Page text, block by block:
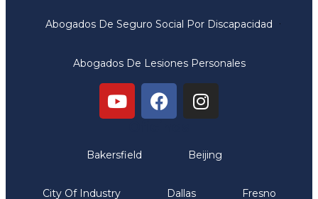
Abogados De Seguro Social Por Discapacidad
Abogados De Lesiones Personales
Bakersfield Beijing
City Of Industry Dallas Fresno